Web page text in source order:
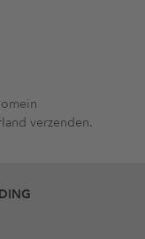
verzenden.